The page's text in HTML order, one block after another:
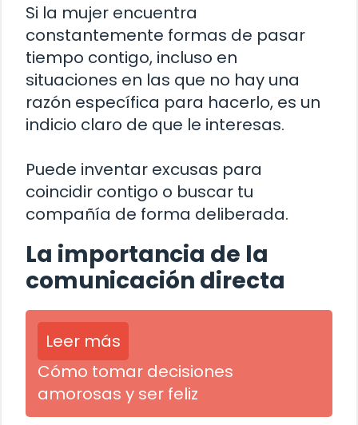
Si la mujer encuentra
constantemente formas de pasar
tiempo contigo, incluso en
situaciones en las que no hay una
razón específica para hacerlo, es un
indicio claro de que le interesas.
Puede inventar excusas para
coincidir contigo o buscar tu
compañía de forma deliberada.
La importancia de la
comunicación directa
Leer más
Cómo tomar decisiones
amorosas y ser feliz